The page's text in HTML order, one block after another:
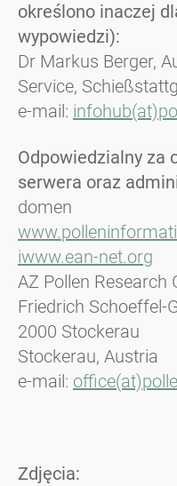
określono inaczej
wypowiedzi):
Dr Markus Berger,
Service,
e-mail:
Odpowiedzialny za
serwera oraz
domen
iwww.ean-net.org
AZ Pollen Research
Friedrich Schoeffel-
2000 Stockerau
Stockerau, Austria
e-mail:
Zdjęcia: